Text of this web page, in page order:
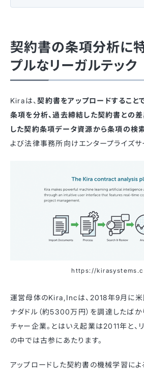
契約書の条項分析に
プルなリーガルテック
Kiraは、契約書をアップロードすること
条項を分析、過去締結した契約書との差
した契約条項データ資源から条項の検
よび法律事務所向けエンタープライズサ
https://
運営母体のKira,Incは、2018年9月に
ナダドル（約5300万円）を調達したば
チャー企業。とはいえ起業は2011年と、
の中では古参にあたります。
アップロードした契約書の機械学習に